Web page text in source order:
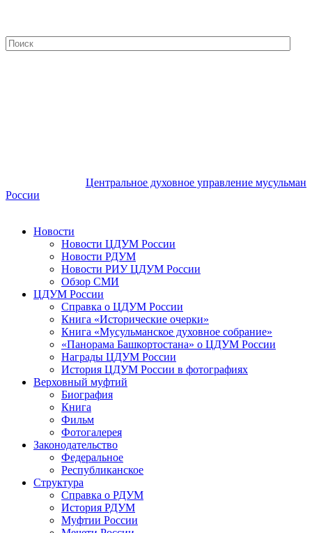
Центральное духовное управление мусульман
России
Новости
Новости ЦДУМ России
Новости РДУМ
Новости РИУ ЦДУМ России
Обзор СМИ
ЦДУМ России
Справка о ЦДУМ России
Книга «Исторические очерки»
Книга «Мусульманское духовное собрание»
«Панорама Башкортостана» о ЦДУМ России
Награды ЦДУМ России
История ЦДУМ России в фотографиях
Верховный муфтий
Биография
Книга
Фильм
Фотогалерея
Законодательство
Федеральное
Республиканское
Структура
Справка о РДУМ
История РДУМ
Муфтии России